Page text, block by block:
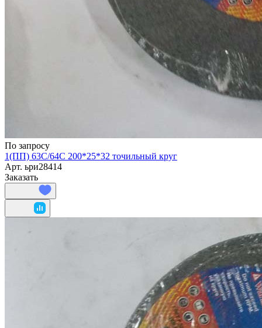
По запросу
1(ПП) 63С/64C 200*25*32 точильный круг
Арт. ьри28414
Заказать